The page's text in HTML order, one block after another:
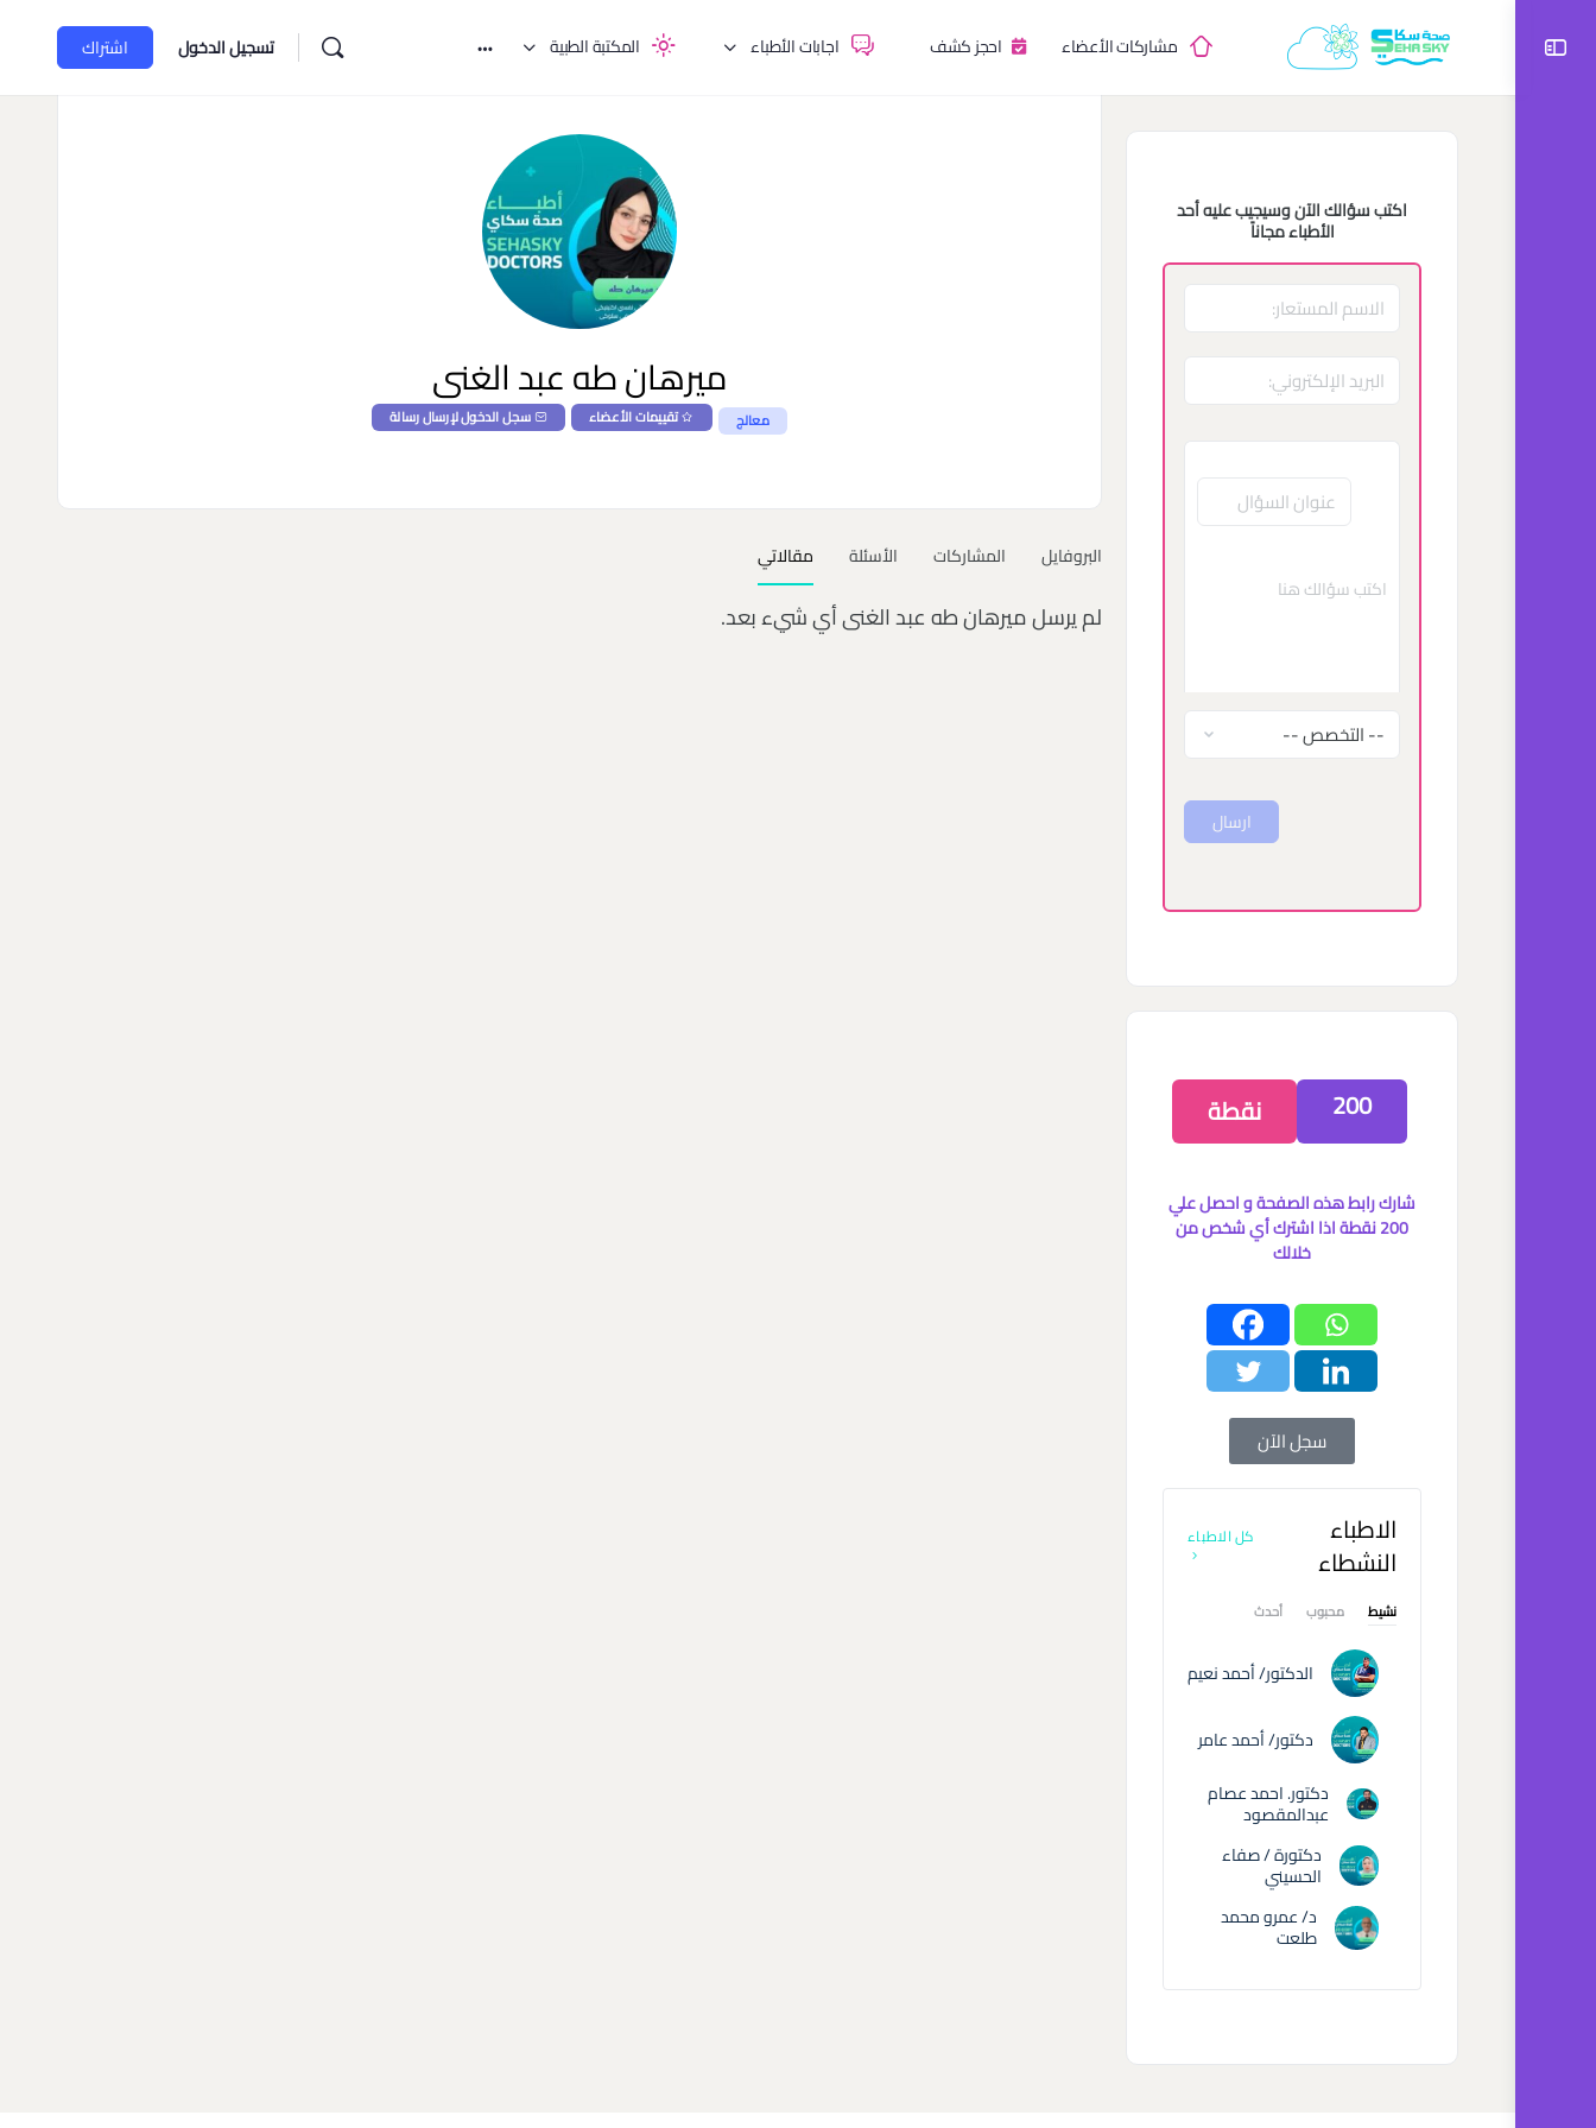
مشاركات الأعضاء احجز كشف اجابات الأطباء المكتبة الطبية تسجيل الدخول اشتراك
ميرهان طه عبد الغنى
معالج تقييمات الأعضاء سجل الدخول لإرسال رسالة
البروفايل المشاركات الأسئلة مقالاتي
لم يرسل ميرهان طه عبد الغنى أي شيء بعد.
اكتب سؤالك الآن وسيجيب عليه أحد
الأطباء مجاناً
ارسال
200 نقطة
شارك رابط هذه الصفحة و احصل علي
200 نقطة اذا اشترك أي شخص من
خلالك
سجل الآن
الاطباء
النشطاء
كل الاطباء
نشيط محبوب أحدث
الدكتور/ أحمد نعيم
دكتور/ أحمد عامر
دكتور. احمد عصام
عبدالمقصود
دكتورة / صفاء
الحسيني
د/ عمرو محمد
طلعت